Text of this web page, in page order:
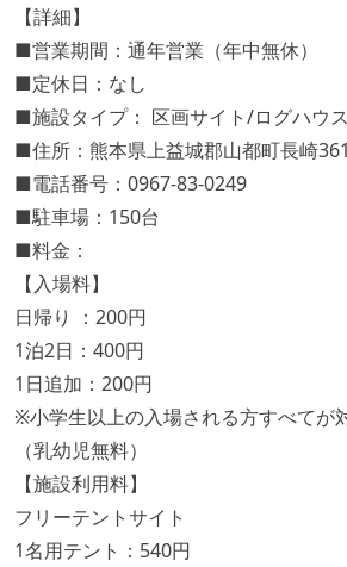
【詳細】
■営業期間：通年営業（年中無休）
■定休日：なし
■施設タイプ： 区画サイト/ログハウ
■住所：熊本県上益城郡山都町長崎361
■電話番号：0967-83-0249
■駐車場：150台
■料金：
【入場料】
日帰り ：200円
1泊2日：400円
1日追加：200円
※小学生以上の入場される方すべてが
（乳幼児無料）
【施設利用料】
フリーテントサイト
1名用テント：540円